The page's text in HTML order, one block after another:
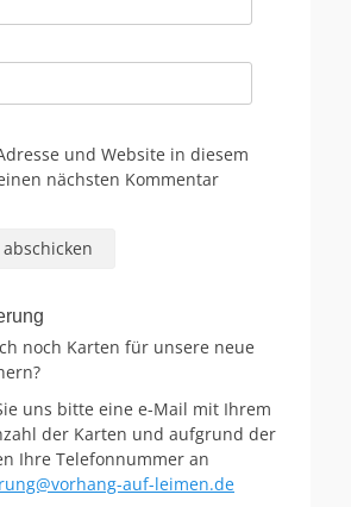
und Website in diesem
nächsten Kommentar
noch Karten für unsere neue
uns bitte eine e-Mail mit Ihrem
der Karten und aufgrund der
Ihre Telefonnummer an
auf-leimen.de